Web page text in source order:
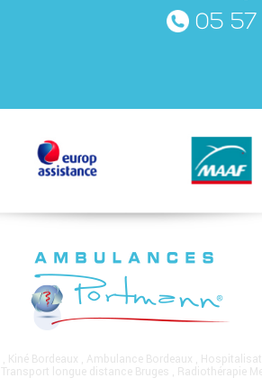
05
Kiné Bordeaux Ambulance Bordeaux
Transport longue distance Bruges Radiothérapie